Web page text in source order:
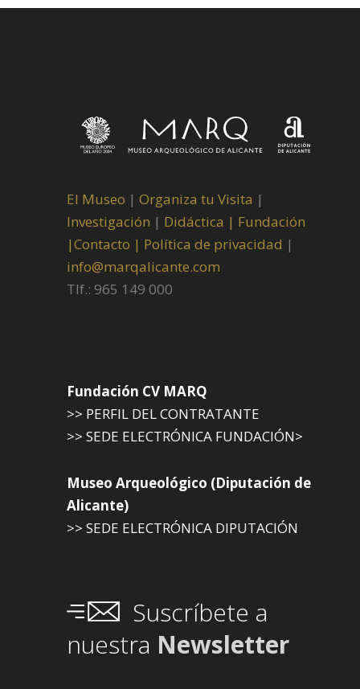
El Museo | Organiza tu Visita |
Investigación | Didáctica | Fundación
|Contacto | Política de privacidad |
info@marqalicante.com
Tlf.: 965 149 000
Fundación CV MARQ
>> PERFIL DEL CONTRATANTE
>> SEDE ELECTRÓNICA FUNDACIÓN>
Museo Arqueológico (Diputación de
Alicante)
>> SEDE ELECTRÓNICA DIPUTACIÓN
Suscríbete a
nuestra Newsletter